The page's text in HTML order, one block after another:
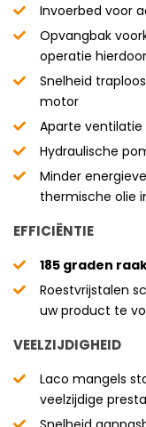
Invoerbed voor
Opvangbak
operatie
Snelheid
motor
Aparte
Hydraulische
Minder
thermische olie
EFFICIËNTIE
185 graden
Roestvrijstalen
uw product te
VEELZIJDIGHEID
Laco mangels
veelzijdige